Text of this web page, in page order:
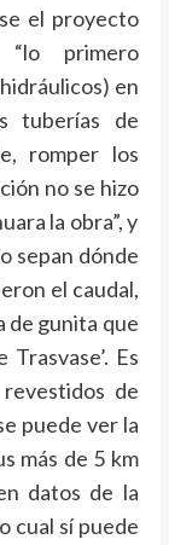
el proyecto
“lo primero
en
tuberías de
romper los
no se hizo
la obra”, y
sepan dónde
el caudal,
de gunita que
Es
de
puede ver la
más de 5 km
datos de la
cual sí puede